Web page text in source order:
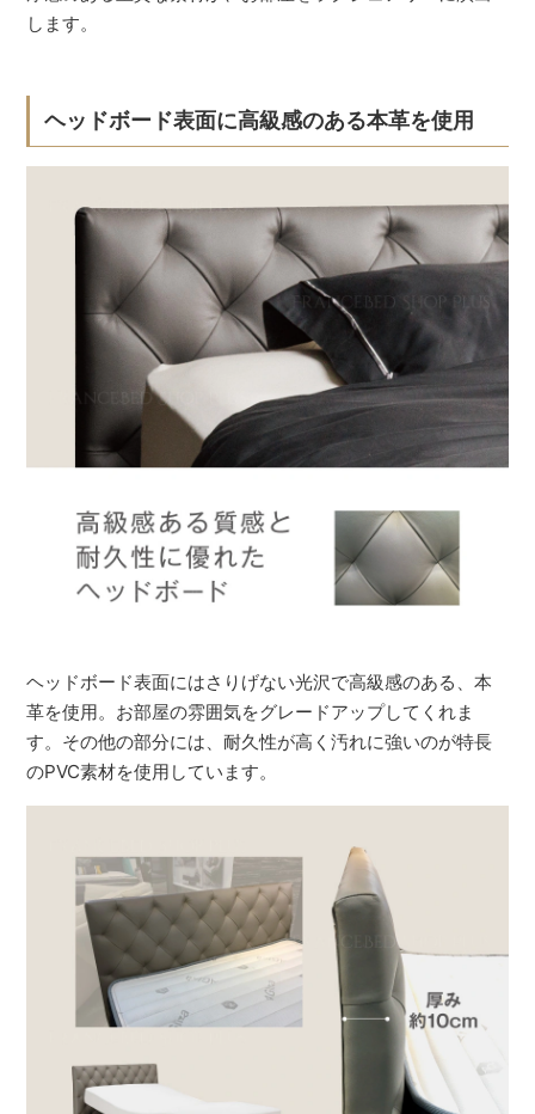
します。
ヘッドボード表面に高級感のある本革を使用
ヘッドボード表面にはさりげない光沢で高級感のある、本
革を使用。お部屋の雰囲気をグレードアップしてくれま
す。その他の部分には、耐久性が高く汚れに強いのが特長
のPVC素材を使用しています。